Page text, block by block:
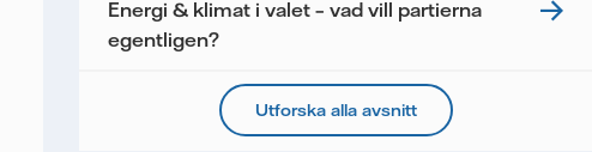
Energi & klimat i valet – vad vill partierna
egentligen?
Utforska alla avsnitt